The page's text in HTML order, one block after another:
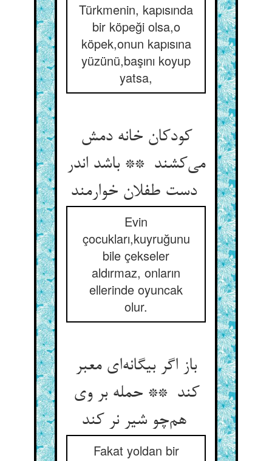
Türkmenin, kapısında
bir köpeği olsa,o
köpek,onun kapısına
yüzünü,başını koyup
yatsa,
کودکان خانه دمش
می‌کشند ** باشد اندر
دست طفلان خوارمند
Evin
çocukları,kuyruğunu
bile çekseler
aldırmaz, onların
ellerinde oyuncak
olur.
باز اگر بیگانه‌ای معبر
کند ** حمله بر وی
هم‌چو شیر نر کند
Fakat yoldan bir